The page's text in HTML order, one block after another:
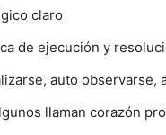
claro
de ejecución y
auto observarse,
llaman corazón